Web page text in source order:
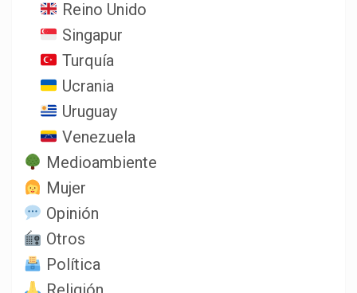
Reino Unido
Singapur
Turquía
Ucrania
Uruguay
Venezuela
Medioambiente
Mujer
Opinión
Otros
Política